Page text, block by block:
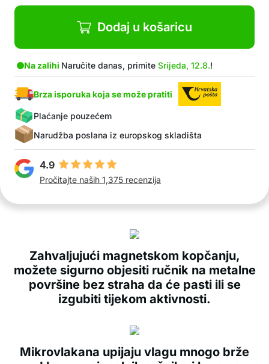
prostora u vašoj torbi ili ruksaku
Jednostavno za održavanje, brzo se pere i suši
U paketu: 1x magnetski mikrovlaknasti ručnik
Dodaj u košaricu
Na zalihi Naručite danas, primite Srijeda, 12.8.!
Brza isporuka koja se može pratiti
Plaćanje pouzećem
Narudžba poslana iz europskog skladišta
4.9
Pročitajte naših 1,375 recenzija
Zahvaljujući magnetskom kopčanju,
možete sigurno objesiti ručnik na metalne
površine bez straha da će pasti ili se
izgubiti tijekom aktivnosti.
Mikrovlakana upijaju vlagu mnogo brže